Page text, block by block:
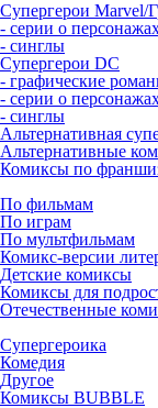
Супергерои Marvel/
- серии о
- синглы
Супергерои DC
- графические
- серии о
- синглы
Альтернативная
Альтернативные
Комиксы по
По фильмам
По играм
По мультфильмам
Комикс-версии
Детские комиксы
Комиксы для
Отечественные
Супергероика
Комедия
Другое
Комиксы BUBBLE